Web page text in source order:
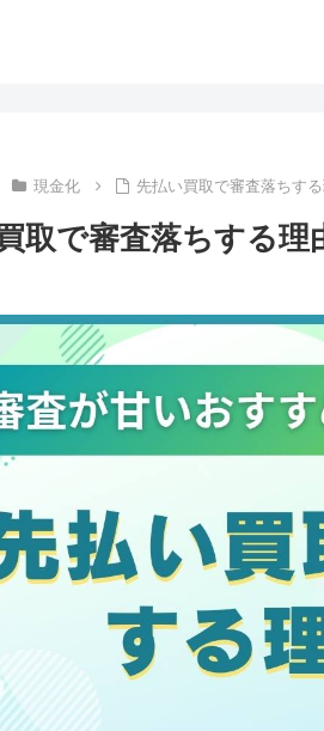
現金化 先払い買取で審査落ちす
取で審査落ちする